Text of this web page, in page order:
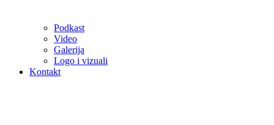
Podkast
Video
Galerija
Logo i vizuali
Kontakt